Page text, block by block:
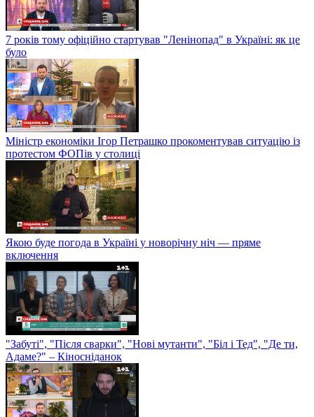
7 років тому офіційно стартував "Ленінопад" в Україні: як це
було
Міністр економіки Ігор Петрашко прокоментував ситуацію із
протестом ФОПів у столиці
Якою буде погода в Україні у новорічну ніч — пряме
включення
"Забуті", "Після сварки", "Нові мутанти", "Біл і Тед", "Де ти,
Адаме?" – Кіносніданок